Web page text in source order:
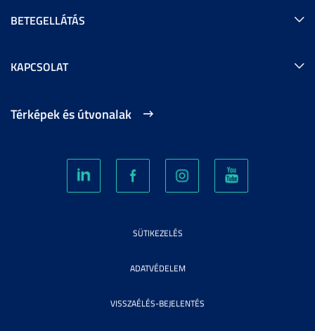
BETEGELLÁTÁS
KAPCSOLAT
Térképek és útvonalak
SÜTIKEZELÉS
ADATVÉDELEM
VISSZAÉLÉS-BEJELENTÉS